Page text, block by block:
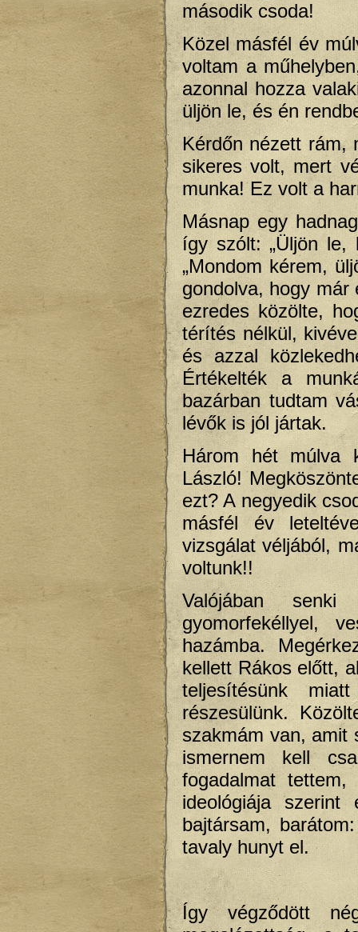
második csoda!
Közel másfél év
voltam a
azonnal hozza
üljön le, és én
Kérdőn nézett rám,
sikeres volt, mert
munka! Ez volt a
Másnap egy
így szólt: „Üljön le,
„Mondom kérem,
gondolva, hogy
ezredes közölte,
térítés nélkül,
és azzal
Értékelték a
bazárban tudtam
lévők is jól jártak.
Három hét múlva
László!
ezt? A negyedik
másfél év
vizsgálat véljából,
voltunk!!
Valójában
gyomorfekéllyel,
hazámba.
kellett Rákos előtt,
teljesítésünk
részesülünk.
szakmám van, amit
ismernem kell
fogadalmat
ideológiája
bajtársam,
tavaly hunyt el.
Így végződött